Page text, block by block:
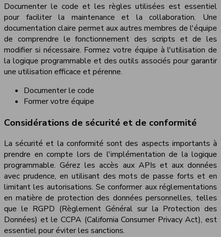
Documenter le code et les règles utilisées est essentiel
pour faciliter la maintenance et la collaboration. Une
documentation claire permet aux autres membres de l'équipe
de comprendre le fonctionnement des scripts et de les
modifier si nécessaire. Formez votre équipe à l'utilisation de
la logique programmable et des outils associés pour garantir
une utilisation efficace et pérenne.
Documenter le code
Former votre équipe
Considérations de sécurité et de conformité
La sécurité et la conformité sont des aspects importants à
prendre en compte lors de l'implémentation de la logique
programmable. Gérez les accès aux APIs et aux données
avec prudence, en utilisant des mots de passe forts et en
limitant les autorisations. Se conformer aux réglementations
en matière de protection des données personnelles, telles
que le RGPD (Règlement Général sur la Protection des
Données) et le CCPA (California Consumer Privacy Act), est
essentiel pour éviter les sanctions.